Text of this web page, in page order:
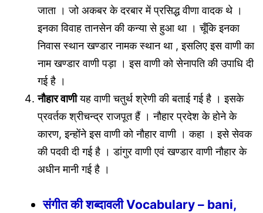
जाता । जो अकबर के दरबार में प्रसिद्ध वीणा वादक थे ।
इनका विवाह तानसेन की कन्या से हुआ था । चूँकि इनका
निवास स्थान खण्डार नामक स्थान था , इसलिए इस वाणी का
नाम खण्डार वाणी पड़ा । इस वाणी को सेनापति की उपाधि दी
गई है ।
नौहार वाणीयह वाणी चतुर्थ श्रेणी की बताई गई है । इसके
प्रवर्तक श्रीचन्द्र राजपूत हैं । नौहार प्रदेश के होने के
कारण, इन्होंने इस वाणी को नौहार वाणी । कहा । इसे सेवक
की पदवी दी गई है । डांगुर वाणी एवं खण्डार वाणी नौहार के
अधीन मानी गई है ।
संगीत की शब्दावली Vocabulary – bani,